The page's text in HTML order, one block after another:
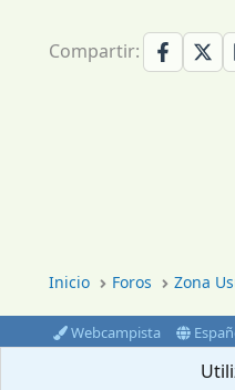
o
Compartir:
Inicio Foros Zona
Webcampista
Community platform by XenForo